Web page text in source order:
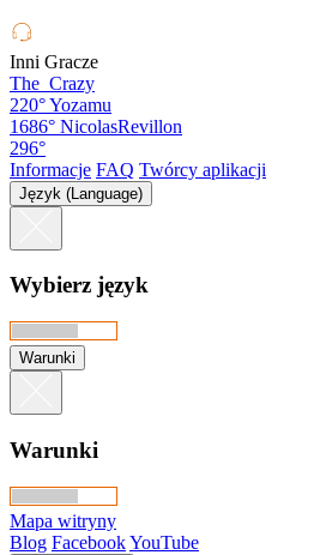
Inni Gracze
The_Crazy
220°Yozamu
1686° NicolasRevillon
296°
Informacje FAQ Twórcy aplikacji
Język (Language)
Wybierz język
Warunki
Warunki
Mapa witryny
Blog FacebookYouTube